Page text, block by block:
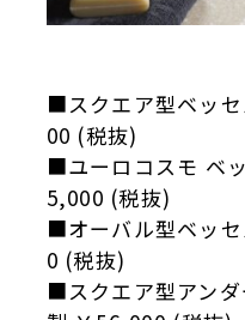
■スクエア型ベッ
00 (税抜)
■ユーロコスモ ベ
5,000 (税抜)
■オーバル型ベッ
0 (税抜)
■スクエア型アン